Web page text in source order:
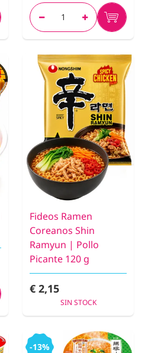
Fideos Ramen
Coreanos Shin
Ramyun | Pollo
Picante 120 g
€ 2,15
SIN STOCK
-13%